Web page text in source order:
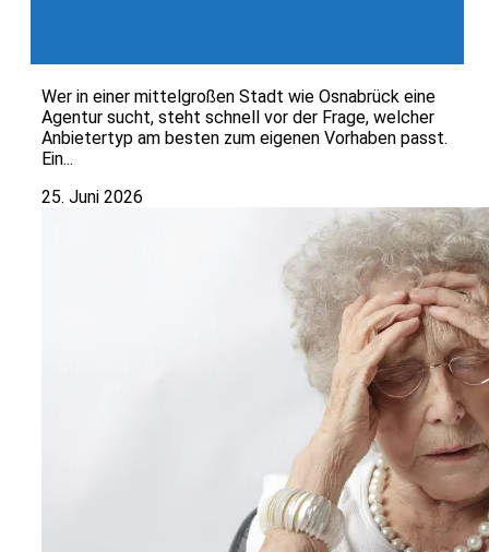
Wer in einer mittelgroßen Stadt wie Osnabrück eine
Agentur sucht, steht schnell vor der Frage, welcher
Anbietertyp am besten zum eigenen Vorhaben passt.
Ein...
25. Juni 2026